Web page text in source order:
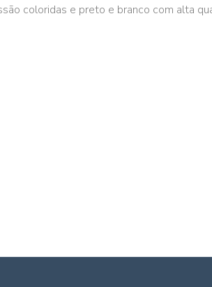
coloridas e preto e branco com alta